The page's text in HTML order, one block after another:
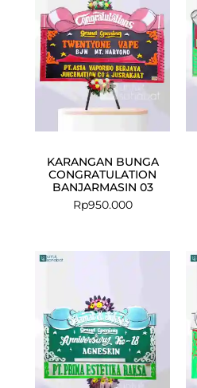
KARANGAN BUNGA
CONGRATULATION
BANJARMASIN 03
Rp950.000